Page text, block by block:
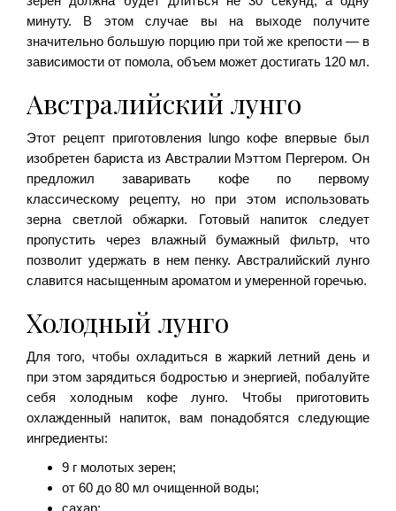
минуту. В этом случае вы на выходе получите
значительно большую порцию при той же крепости — в
зависимости от помола, объем может достигать 120 мл.
Австралийский лунго
Этот рецепт приготовления lungo кофе впервые был
изобретен бариста из Австралии Мэттом Пергером. Он
предложил заваривать кофе по первому
классическому рецепту, но при этом использовать
зерна светлой обжарки. Готовый напиток следует
пропустить через влажный бумажный фильтр, что
позволит удержать в нем пенку. Австралийский лунго
славится насыщенным ароматом и умеренной горечью.
Холодный лунго
Для того, чтобы охладиться в жаркий летний день и
при этом зарядиться бодростью и энергией, побалуйте
себя холодным кофе лунго. Чтобы приготовить
охлажденный напиток, вам понадобятся следующие
ингредиенты:
9 г молотых зерен;
от 60 до 80 мл очищенной воды;
сахар;